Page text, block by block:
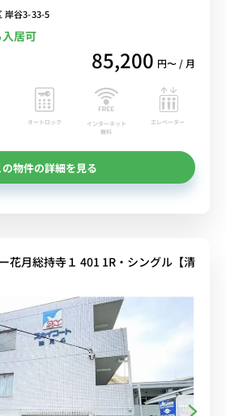
岸谷3-33-5
居可
85,200 円〜 / 月
オートロック
インターネット
無料
エレベーター
の物件の詳細を見る
花月総持寺１ 401 1R・シングル【清